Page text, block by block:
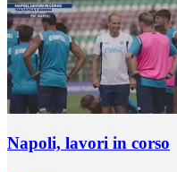
Napoli, lavori in corso